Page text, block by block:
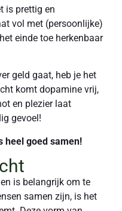
is prettig en
vol met (persoonlijke)
einde toe herkenbaar
geld gaat, heb je het
komt dopamine vrij,
en plezier laat
gevoel!
heel goed samen!
is belangrijk om te
samen zijn, is het